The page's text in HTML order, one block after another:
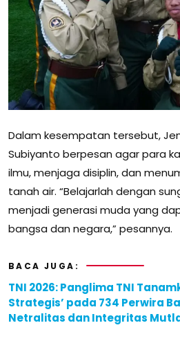
Dalam kesempatan tersebut,
Subiyanto berpesan agar para
ilmu, menjaga disiplin, dan
tanah air. “Belajarlah dengan
menjadi generasi muda yang
bangsa dan negara,” pesannya.
BACA JUGA:
TNI 2026: Panglima TNI
Strategis’ pada 734 Perwira
Netralitas dan Integritas